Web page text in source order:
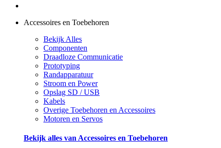
Accessoires en Toebehoren
Bekijk Alles
Componenten
Draadloze Communicatie
Prototyping
Randapparatuur
Stroom en Power
Opslag SD / USB
Kabels
Overige Toebehoren en Accessoires
Motoren en Servos
Bekijk alles van Accessoires en Toebehoren